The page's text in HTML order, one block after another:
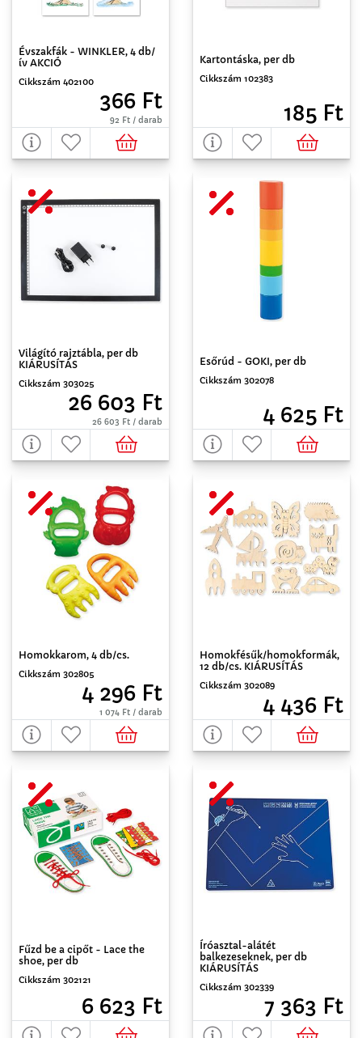
Évszakfák - WINKLER, 4 db/
ív AKCIÓ
Cikkszám 402100
366 Ft
92 Ft / darab
Kartontáska, per db
Cikkszám 102383
185 Ft
Világító rajztábla, per db
KIÁRUSÍTÁS
Cikkszám 303025
26 603 Ft
26 603 Ft / darab
Esőrúd - GOKI, per db
Cikkszám 302078
4 625 Ft
Homokkarom, 4 db/cs.
Cikkszám 302805
4 296 Ft
1 074 Ft / darab
Homokfésűk/homokformák,
12 db/cs. KIÁRUSÍTÁS
Cikkszám 302089
4 436 Ft
Fűzd be a cipőt - Lace the
shoe, per db
Cikkszám 302121
6 623 Ft
Íróasztal-alátét
balkezeseknek, per db
KIÁRUSÍTÁS
Cikkszám 302339
7 363 Ft